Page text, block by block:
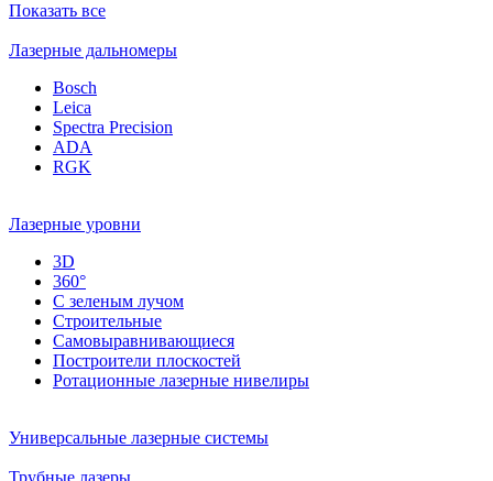
Показать все
Лазерные дальномеры
Bosch
Leica
Spectra Precision
ADA
RGK
Лазерные уровни
3D
360°
С зеленым лучом
Строительные
Самовыравнивающиеся
Построители плоскостей
Ротационные лазерные нивелиры
Универсальные лазерные системы
Трубные лазеры